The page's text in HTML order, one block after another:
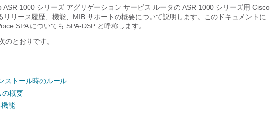
ASR 1000 シリーズ アグリゲーション サービス ルータの ASR 1000 シリーズ用 Cisco
リリース履歴、機能、MIB サポートの概要について説明します。このドキュメントに
SPA についても SPA-DSP と呼称します。
のとおりです。
ストール時のルール
の概要
機能